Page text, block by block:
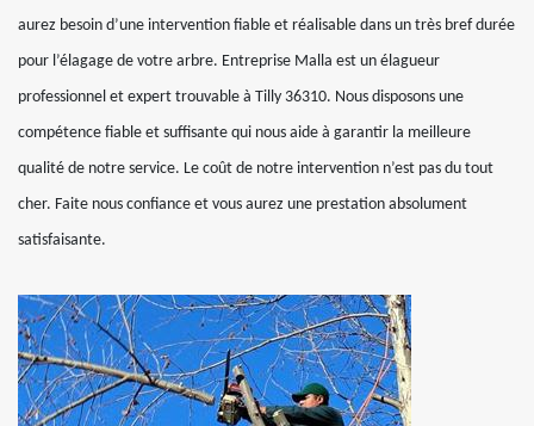
aurez besoin d’une intervention fiable et réalisable dans un très bref durée
pour l’élagage de votre arbre. Entreprise Malla est un élagueur
professionnel et expert trouvable à Tilly 36310. Nous disposons une
compétence fiable et suffisante qui nous aide à garantir la meilleure
qualité de notre service. Le coût de notre intervention n’est pas du tout
cher. Faite nous confiance et vous aurez une prestation absolument
satisfaisante.